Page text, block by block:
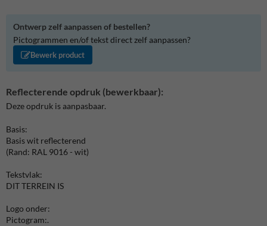
Ontwerp zelf aanpassen of bestellen?
Pictogrammen en/of tekst direct zelf aanpassen?
Bewerk product
Reflecterende opdruk (bewerkbaar):
Deze opdruk is aanpasbaar.
Basis:
Basis wit reflecterend
(Rand: RAL 9016 - wit)
Tekstvlak:
DIT TERREIN IS
Logo onder:
Pictogram:.